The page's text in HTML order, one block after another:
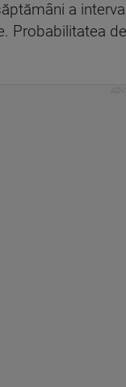
a
Probabilitatea de